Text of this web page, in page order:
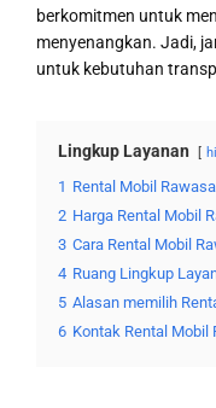
berkomitmen untuk
menyenangkan. Jadi,
untuk kebutuhan
Lingkup Layanan
1 Rental Mobil
2 Harga Rental Mobil
3 Cara Rental Mobil
4 Ruang Lingkup
5 Alasan memilih
6 Kontak Rental Mobil